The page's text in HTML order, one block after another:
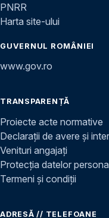
PNRR
Harta site-ului
GUVERNUL ROMÂNIEI
www.gov.ro
TRANSPARENȚĂ
Proiecte acte normative
Declarații de avere și
Venituri angajați
Protecția datelor
Termeni și condiții
ADRESĂ // TELEFOANE